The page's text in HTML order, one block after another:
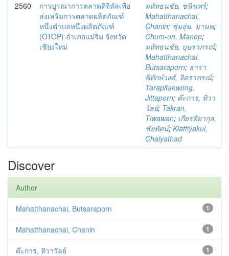
2560
การบูรณาการตลาดดิจิทัลเพื่อ
ส่งเสริมการตลาดผลิตภัณฑ์
หนึ่งตำบลหนึ่งผลิตภัณฑ์
(OTOP) อำเภอแม่ริม จังหวัด
เชียงใหม่
มหัทธนชัย, ชนินทร์;
Mahatthanachai,
Chanin; ชุ่มอุ่น, มานพ;
Chum-un, Manop;
มหัทธนชัย, บุษราภรณ์;
Mahatthanachai,
Butsaraporn; ธารา
พิทักษ์วงศ์, จิตราภรณ์;
Tarapitakwong,
Jittaporn; ต๊ะการ, ทิวา
วัลย์; Takran,
Tiwawan; เกียรติยากุล,
ชัยทัศน์; Kiattiyakul,
Chaiyathad
Discover
Author
1
Mahatthanachai, Butsaraporn
1
Mahatthanachai, Chanin
1
ต๊ะการ, ทิวาวัลย์